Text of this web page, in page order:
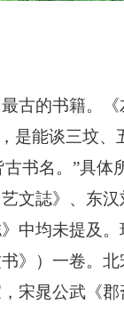
的书籍。《
是能谈三坟、
古书名。”具体
文誌》、东汉
中均未提及。
书》）一卷。
宋晁公武《